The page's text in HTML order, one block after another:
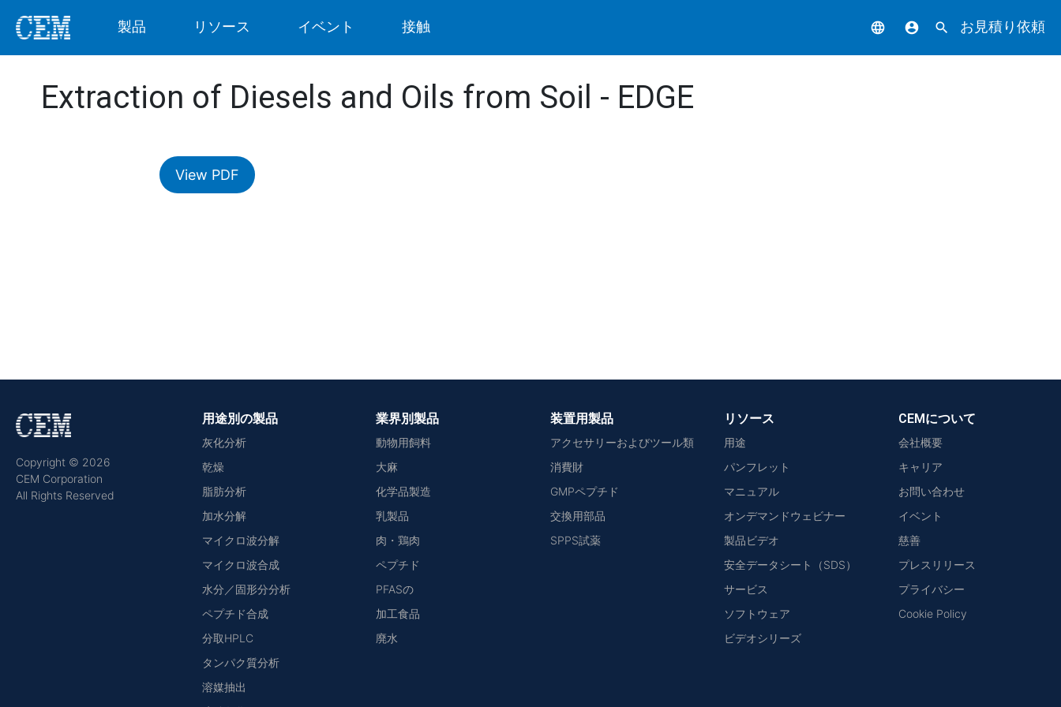
製品 リソース イベント 接触 language account_circle search お見積り依頼
Extraction of Diesels and Oils from Soil - EDGE
View PDF
Copyright © 2026
CEM Corporation
All Rights Reserved
用途別の製品
灰化分析
乾燥
脂肪分析
加水分解
マイクロ波分解
マイクロ波合成
水分／固形分分析
ペプチド合成
分取HPLC
タンパク質分析
溶媒抽出
業界別製品
動物用飼料
大麻
化学品製造
乳製品
肉・鶏肉
ペプチド
PFASの
加工食品
廃水
装置用製品
アクセサリーおよびツール類
消費財
GMPペプチド
交換用部品
SPPS試薬
リソース
用途
パンフレット
マニュアル
オンデマンドウェビナー
製品ビデオ
安全データシート（SDS）
サービス
ソフトウェア
ビデオシリーズ
CEMについて
会社概要
キャリア
お問い合わせ
イベント
慈善
プレスリリース
プライバシー
Cookie Policy